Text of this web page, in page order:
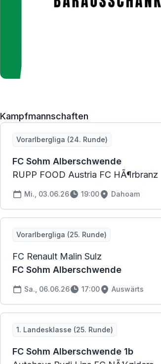
Kampfmannschaften
Vorarlbergliga (24. Runde)
FC Sohm Alberschwende
RUPP FOOD Austria FC HÃ¶rbranz
Mi., 03.06.26 19:00 Dahoam
Vorarlbergliga (25. Runde)
FC Renault Malin Sulz
FC Sohm Alberschwende
Sa., 06.06.26 17:00 Auswärts
1. Landesklasse (25. Runde)
FC Sohm Alberschwende 1b